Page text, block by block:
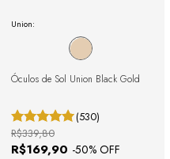
Union:
Óculos de Sol Union Black Gold
(530)
R$169,90 -50% OFF
R$339,80